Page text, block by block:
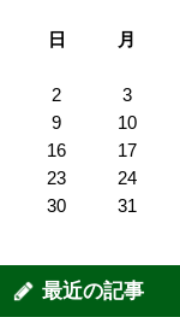
日
月
2
3
9
10
16
17
23
24
30
31
最近の記事